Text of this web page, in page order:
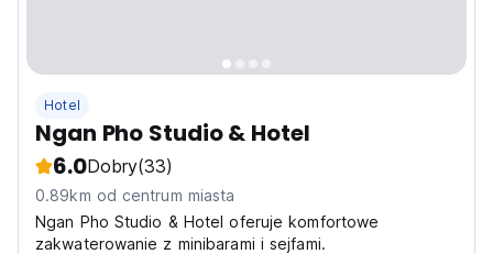
Hotel
Ngan Pho Studio & Hotel
6.0Dobry(33)
0.89km od centrum miasta
Ngan Pho Studio & Hotel oferuje komfortowe
zakwaterowanie z minibarami i sejfami.